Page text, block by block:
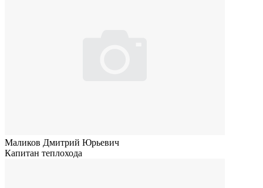
Маликов Дмитрий Юрьевич
Капитан теплохода